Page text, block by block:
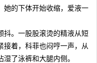
她的下体开始收缩，爱液一
抖。一股股滚烫的精液从短
接着，科菲也闷哼一声，从
了泳裤和大腿内侧。